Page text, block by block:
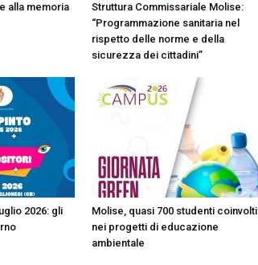
alla memoria
Struttura Commissariale Molise:
“Programmazione sanitaria nel
rispetto delle norme e della
sicurezza dei cittadini”
2026: gli
Molise, quasi 700 studenti coinvolti
nei progetti di educazione
ambientale